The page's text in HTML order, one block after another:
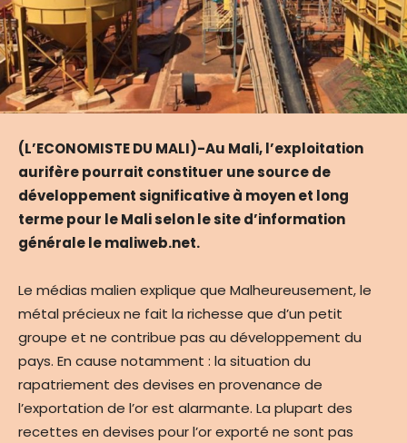
(L’ECONOMISTE DU MALI)-Au Mali, l’exploitation
aurifère pourrait constituer une source de
développement significative à moyen et long
terme pour le Mali selon le site d’information
générale le maliweb.net.
Le médias malien explique que Malheureusement, le
métal précieux ne fait la richesse que d’un petit
groupe et ne contribue pas au développement du
pays. En cause notamment : la situation du
rapatriement des devises en provenance de
l’exportation de l’or est alarmante. La plupart des
recettes en devises pour l’or exporté ne sont pas